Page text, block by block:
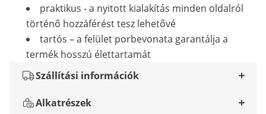
praktikus - a nyitott kialakítás minden oldalról
történő hozzáférést tesz lehetővé
tartós – a felület porbevonata garantálja a
termék hosszú élettartamát
Szállítási információk
Alkatrészek